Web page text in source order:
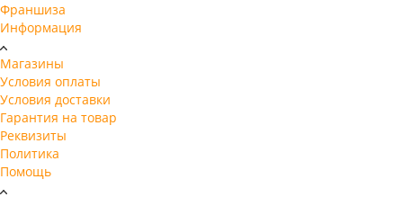
Франшиза
Информация
Магазины
Условия оплаты
Условия доставки
Гарантия на товар
Реквизиты
Политика
Помощь